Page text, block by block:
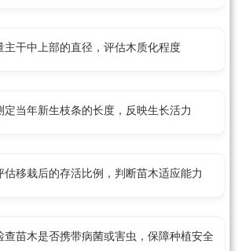
主干中上部的直径，评估木质化程度
定当年新生枝条的长度，反映生长活力
估移栽后的存活比例，判断苗木适应能力
查苗木是否携带病菌或害虫，保障种植安全